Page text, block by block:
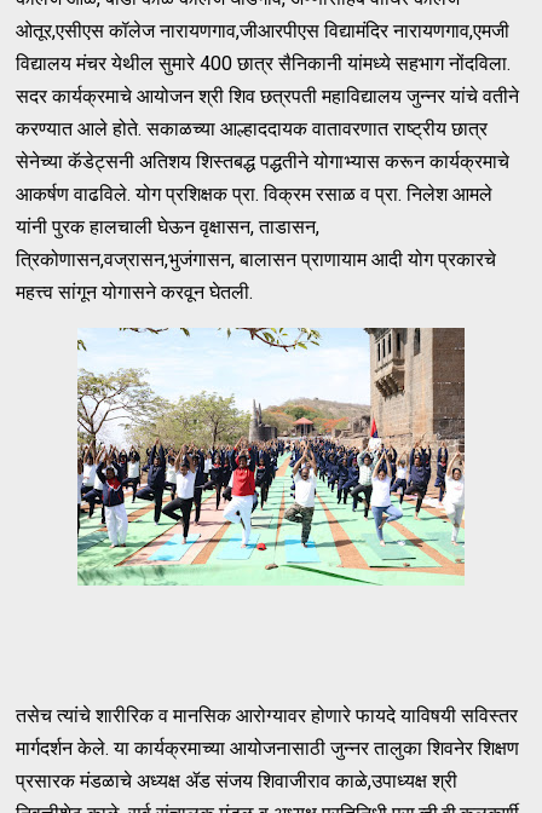
ओतूर,एसीएस कॉलेज नारायणगाव,जीआरपीएस विद्यामंदिर नारायणगाव,एमजी
विद्यालय मंचर येथील सुमारे 400 छात्र सैनिकानी यांमध्ये सहभाग नोंदविला.
सदर कार्यक्रमाचे आयोजन श्री शिव छत्रपती महाविद्यालय जुन्नर यांचे वतीने
करण्यात आले होते. सकाळच्या आल्हाददायक वातावरणात राष्ट्रीय छात्र
सेनेच्या कॅडेट्सनी अतिशय शिस्तबद्ध पद्धतीने योगाभ्यास करून कार्यक्रमाचे
आकर्षण वाढविले. योग प्रशिक्षक प्रा. विक्रम रसाळ व प्रा. निलेश आमले
यांनी पुरक हालचाली घेऊन वृक्षासन, ताडासन,
त्रिकोणासन,वज्रासन,भुजंगासन, बालासन प्राणायाम आदी योग प्रकारचे
महत्त्व सांगून योगासने करवून घेतली.
तसेच त्यांचे शारीरिक व मानसिक आरोग्यावर होणारे फायदे याविषयी सविस्तर
मार्गदर्शन केले. या कार्यक्रमाच्या आयोजनासाठी जुन्नर तालुका शिवनेर शिक्षण
प्रसारक मंडळाचे अध्यक्ष ॲड संजय शिवाजीराव काळे,उपाध्यक्ष श्री